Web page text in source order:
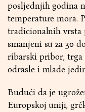
posljednjih godina
temperature mora.
tradicionalnih
smanjeni su za 30
ribarski pribor, trga
odrasle i mlade
Budući da je
Europskoj uniji,